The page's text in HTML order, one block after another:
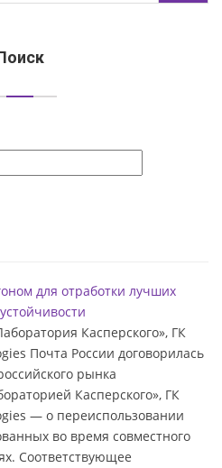
для отработки лучших
Касперского», ГК
Почта России договорилась
рынка
Касперского», ГК
— о переиспользовании
во время совместного
Соответствующее